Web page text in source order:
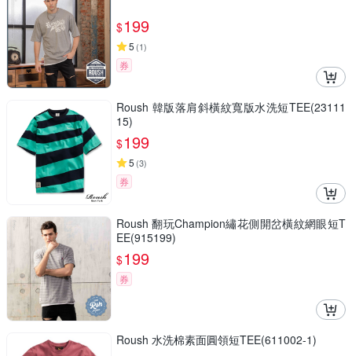
$199
5 (1)
券
Roush 韓版落肩斜橫紋寬版水洗短TEE(23111
15)
$199
5 (3)
券
Roush 翻玩Champion繡花側開岔橫紋網眼短T
EE(915199)
$199
券
Roush 水洗棉素面圓領短TEE(611002-1)